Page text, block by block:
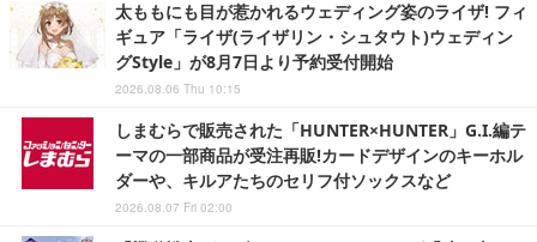
太ももにも目が惹かれるウェディング姿のライザ! フィ
ギュア「ライザ(ライザリン・シュタウト)ウェディン
グStyle」が8月7日より予約受付開始
2026.08.06 Thu 10:15
しまむらで販売された「HUNTER×HUNTER」G.I.編テ
ーマの一部商品が受注再販!カードデザインのキーホル
ダーや、キルアたちのセリフ付ソックスなど
2026.08.07 Fri 02:00